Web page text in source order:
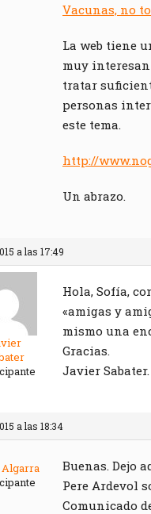
Vacunas, no
La web tiene
muy
tratar
personas
este tema.
http://
Un abrazo.
a las 17:49
Hola, Sofía,
«amigas y
mismo una
Gracias.
Javier Sabater.
a las 18:34
Algarra
Buenas. Dejo
Pere Ardevol
Comunicado